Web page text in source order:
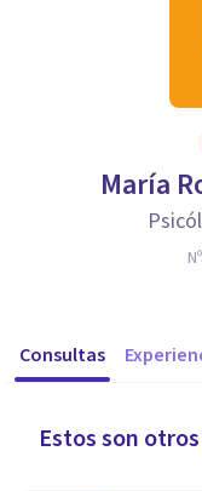
María
Consultas
Estos son